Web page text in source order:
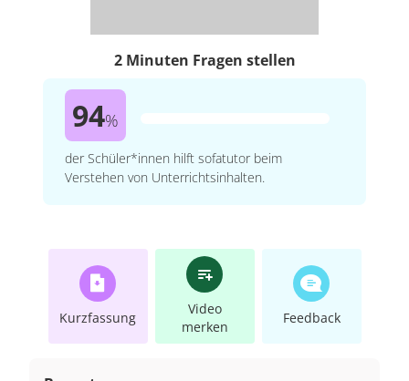
2 Minuten Fragen stellen
94%
der Schüler*innen hilft sofatutor beim
Verstehen von Unterrichtsinhalten.
Kurzfassung
Video
merken
Feedback